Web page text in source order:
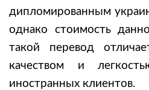
дипломированным
однако стоимость
такой перевод
качеством и
иностранных клиентов.